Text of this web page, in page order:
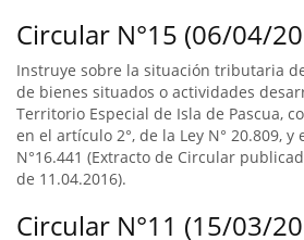
Circular N°15 (06/04/
Instruye sobre la situación tributaria
de bienes situados o actividades
Territorio Especial de Isla de Pascua,
en el artículo 2°, de la Ley N° 20.809,
N°16.441 (Extracto de Circular
de 11.04.2016).
Circular N°11 (15/03/